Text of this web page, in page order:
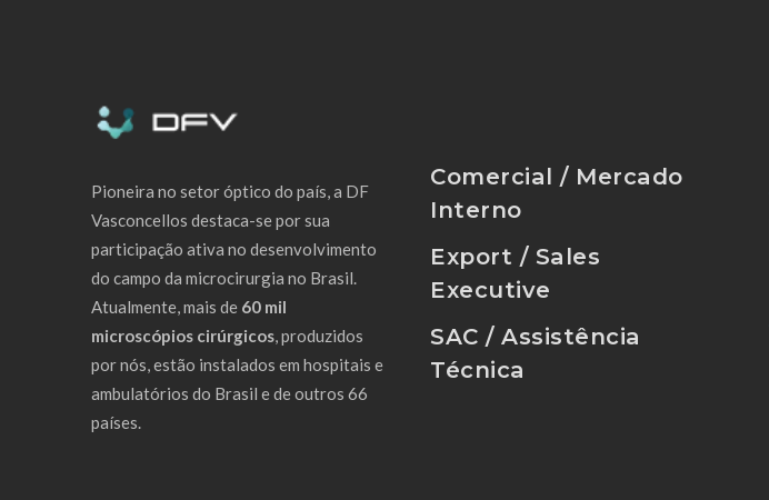
Pioneira no setor óptico do país, a DF
Vasconcellos destaca-se por sua
participação ativa no desenvolvimento
do campo da microcirurgia no Brasil.
Atualmente, mais de 60 mil
microscópios cirúrgicos, produzidos
por nós, estão instalados em hospitais e
ambulatórios do Brasil e de outros 66
países.
Comercial / Mercado
Interno
Export / Sales
Executive
SAC / Assistência
Técnica